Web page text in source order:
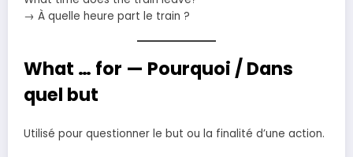
→ À quelle heure part le train ?
What … for — Pourquoi / Dans
quel but
Utilisé pour questionner le but ou la finalité d’une action.